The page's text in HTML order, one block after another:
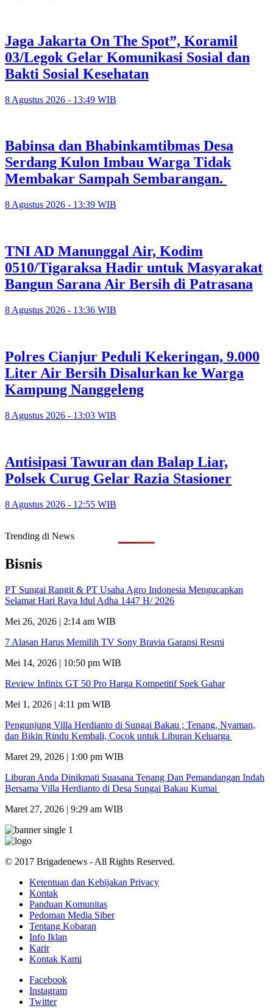
Jaga Jakarta On The Spot”, Koramil
03/Legok Gelar Komunikasi Sosial dan
Bakti Sosial Kesehatan
8 Agustus 2026 - 13:49 WIB
Babinsa dan Bhabinkamtibmas Desa
Serdang Kulon Imbau Warga Tidak
Membakar Sampah Sembarangan.
8 Agustus 2026 - 13:39 WIB
TNI AD Manunggal Air, Kodim
0510/Tigaraksa Hadir untuk Masyarakat
Bangun Sarana Air Bersih di Patrasana
8 Agustus 2026 - 13:36 WIB
Polres Cianjur Peduli Kekeringan, 9.000
Liter Air Bersih Disalurkan ke Warga
Kampung Nanggeleng
8 Agustus 2026 - 13:03 WIB
Antisipasi Tawuran dan Balap Liar,
Polsek Curug Gelar Razia Stasioner
8 Agustus 2026 - 12:55 WIB
Trending di News
Bisnis
PT Sungai Rangit & PT Usaha Agro Indonesia Mengucapkan
Selamat Hari Raya Idul Adha 1447 H/ 2026
Mei 26, 2026 | 2:14 am WIB
7 Alasan Harus Memilih TV Sony Bravia Garansi Resmi
Mei 14, 2026 | 10:50 pm WIB
Review Infinix GT 50 Pro Harga Kompetitif Spek Gahar
Mei 1, 2026 | 4:11 pm WIB
Pengunjung Villa Herdianto di Sungai Bakau ; Tenang, Nyaman,
dan Bikin Rindu Kembali, Cocok untuk Liburan Keluarga
Maret 29, 2026 | 1:00 pm WIB
Liburan Anda Dinikmati Suasana Tenang Dan Pemandangan Indah
Bersama Villa Herdianto di Desa Sungai Bakau Kumai
Maret 27, 2026 | 9:29 am WIB
© 2017 Brigadenews - All Rights Reserved.
Ketentuan dan Kebijakan Privacy
Kontak
Panduan Komunitas
Pedoman Media Siber
Tentang Kobaran
Info Iklan
Karir
Kontak Kami
Facebook
Instagram
Twitter